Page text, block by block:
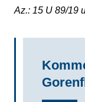
Az.: 15 U 89/19